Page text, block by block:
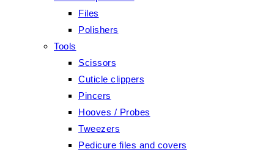
Files
Polishers
Tools
Scissors
Cuticle clippers
Pincers
Hooves / Probes
Tweezers
Pedicure files and covers